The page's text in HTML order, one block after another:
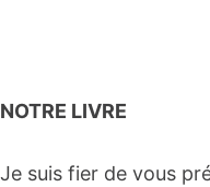
NOTRE LIVRE
Je suis fier de vous